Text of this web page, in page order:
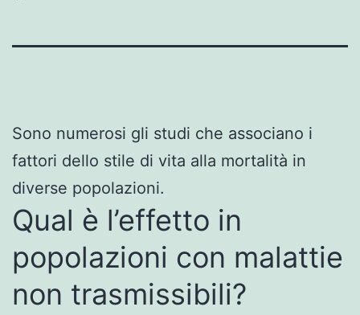
Sono numerosi gli studi che associano i
fattori dello stile di vita alla mortalità in
diverse popolazioni.
Qual è l’effetto in
popolazioni con malattie
non trasmissibili?